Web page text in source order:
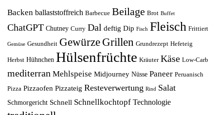
Backen ballaststoffreich Barbecue Beilage Brot Buffet
ChatGPT Chutney Curry Dal deftig Dip Fisch Fleisch Frittiert
Gemüse Gesundheit Gewürze Grillen Grundrezept Hefeteig
Herbst Hühnchen Hülsenfrüchte Kräuter Käse Low-Carb
mediterran Mehlspeise Midjourney Nüsse Paneer Peruanisch
Pizza Pizzaofen Pizzateig Resteverwertung Rind Salat
Schmorgericht Schnell Schnellkochtopf Technologie